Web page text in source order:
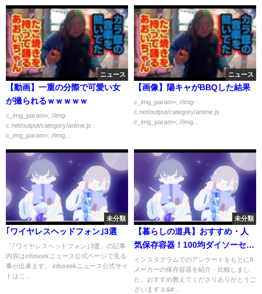
ニュース
【動画】一重の分際で可愛い女
が撮られるｗｗｗｗｗ
c_img_param=; //img-
c.net/output/category/anime.js
c_img_param=; //img...
ニュース
【画像】陽キャがBBQした結果
c_img_param=; //img-
c.net/output/category/anime.js
c_img_param=; //img...
未分類
｢ワイヤレスヘッドフォン｣3選
「｢ワイヤレスヘッドフォン｣3選」の記事
内容はinfoseekニュース公式ページで見る
事が出来ます。 infoseekニュース公式サイ
トはこ...
未分類
【暮らしの道具】おすすめ・人
気保存容器！100均ダイソーセリ
ア/iwaki/スリコ/無印良品など8メ
ーカー紹介！【メリットデメリ
ット比較】
インスタグラムでのアンケートをもとに8
メーカーの保存容器を紹介・比較しまし
た。おすすめ教えてくださりありがとうご
ざいます☺&#...